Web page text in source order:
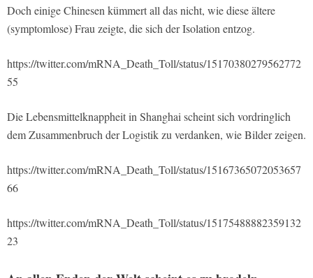
Doch einige Chinesen kümmert all das nicht, wie diese ältere
(symptomlose) Frau zeigte, die sich der Isolation entzog.
https://twitter.com/mRNA_Death_Toll/status/15170380279562772
55
Die Lebensmittelknappheit in Shanghai scheint sich vordringlich
dem Zusammenbruch der Logistik zu verdanken, wie Bilder zeigen.
https://twitter.com/mRNA_Death_Toll/status/15167365072053657
66
https://twitter.com/mRNA_Death_Toll/status/15175488882359132
23